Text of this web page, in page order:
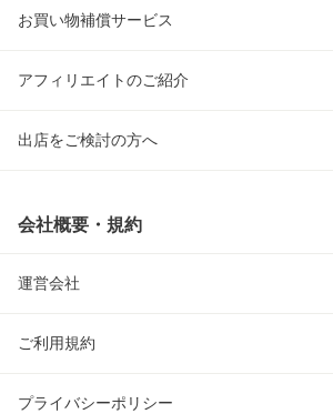
お買い物補償サービス
アフィリエイトのご紹介
出店をご検討の方へ
会社概要・規約
運営会社
ご利用規約
プライバシーポリシー